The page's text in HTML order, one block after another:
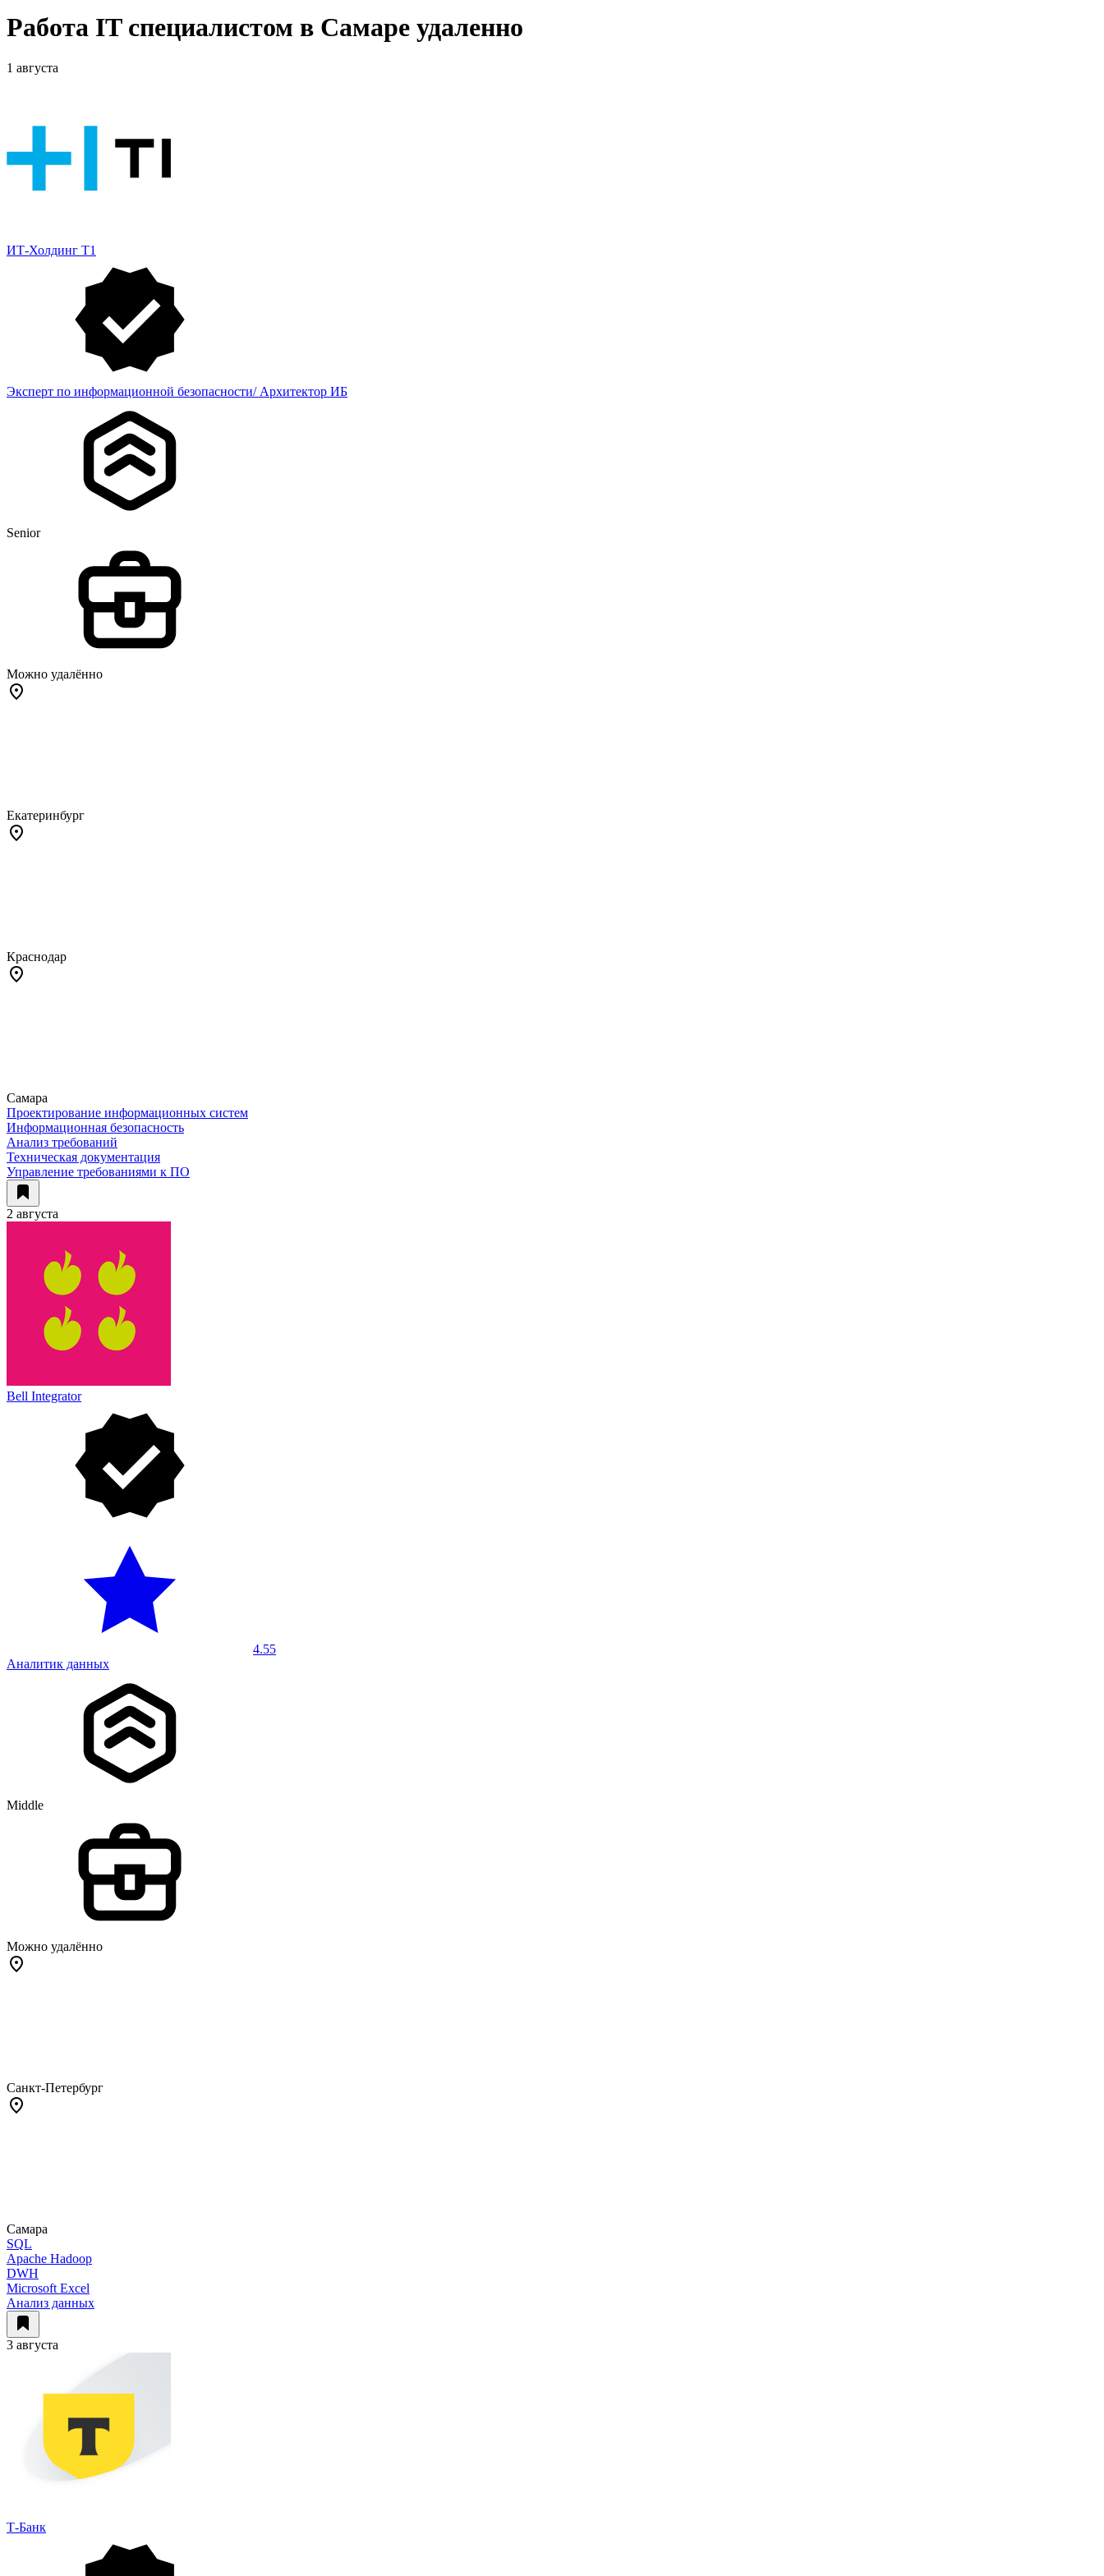
Работа IT специалистом в Самаре удаленно
1 августа
ИТ-Холдинг Т1
Эксперт по информационной безопасности/ Архитектор ИБ
Senior
Можно удалённо
Екатеринбург
Краснодар
Самара
Проектирование информационных систем
Информационная безопасность
Анализ требований
Техническая документация
Управление требованиями к ПО
2 августа
Bell Integrator
4.55
Аналитик данных
Middle
Можно удалённо
Санкт-Петербург
Самара
SQL
Apache Hadoop
DWH
Microsoft Excel
Анализ данных
3 августа
Т-Банк